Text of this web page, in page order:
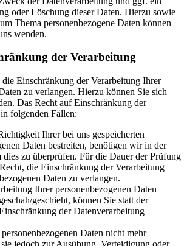
oder Löschung dieser Daten. Hierzu sowie
Thema personenbezogene Daten können
wenden.
der Verarbeitung
die Einschränkung der Verarbeitung Ihrer
zu verlangen. Hierzu können Sie sich
Das Recht auf Einschränkung der
folgenden Fällen:
Ihrer bei uns gespeicherten
Daten bestreiten, benötigen wir in der
dies zu überprüfen. Für die Dauer der Prüfung
die Einschränkung der Verarbeitung
Daten zu verlangen.
Ihrer personenbezogenen Daten
geschieht, können Sie statt der
der Datenverarbeitung
Daten nicht mehr
jedoch zur Ausübung, Verteidigung oder